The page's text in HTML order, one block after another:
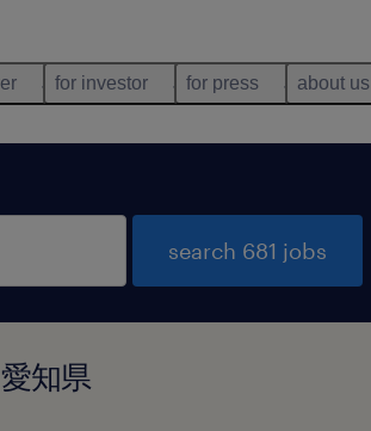
for investor for press about us
search 681 jobs
知県